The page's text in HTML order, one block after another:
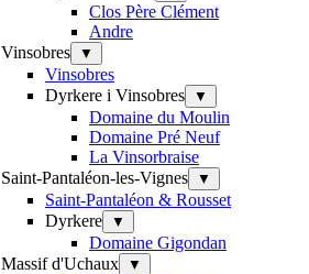
Clos Père Clément
Andre
Vinsobres
▼
Vinsobres
Dyrkere i Vinsobres
▼
Domaine du Moulin
Domaine Pré Neuf
La Vinsorbraise
Saint-Pantaléon-les-Vignes
▼
Saint-Pantaléon & Rousset
Dyrkere
▼
Domaine Gigondan
Massif d'Uchaux
▼